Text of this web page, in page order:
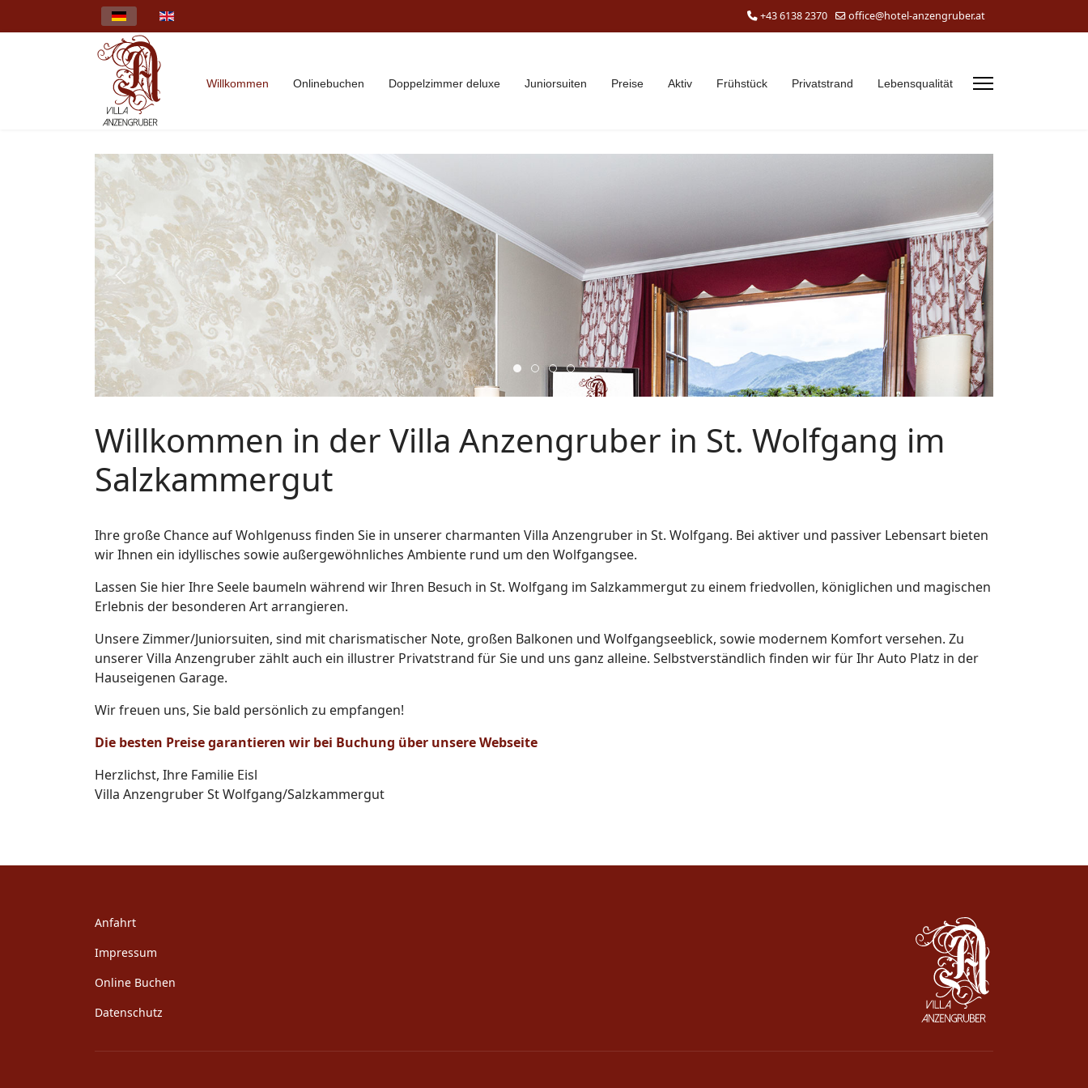
Select your language +43 6138 2370 office@hotel-anzengruber.at
Willkommen Onlinebuchen Doppelzimmer deluxe Juniorsuiten Preise Aktiv Frühstück Privatstrand Lebensqualität
3 4 2 1
Willkommen in der Villa Anzengruber in St. Wolfgang im
Salzkammergut
Ihre große Chance auf Wohlgenuss finden Sie in unserer charmanten Villa Anzengruber in St. Wolfgang. Bei aktiver und passiver Lebensart bieten
wir Ihnen ein idyllisches sowie außergewöhnliches Ambiente rund um den Wolfgangsee.
Lassen Sie hier Ihre Seele baumeln während wir Ihren Besuch in St. Wolfgang im Salzkammergut zu einem friedvollen, königlichen und magischen
Erlebnis der besonderen Art arrangieren.
Unsere Zimmer/Juniorsuiten, sind mit charismatischer Note, großen Balkonen und Wolfgangseeblick, sowie modernem Komfort versehen. Zu
unserer Villa Anzengruber zählt auch ein illustrer Privatstrand für Sie und uns ganz alleine. Selbstverständlich finden wir für Ihr Auto Platz in der
Hauseigenen Garage.
Wir freuen uns, Sie bald persönlich zu empfangen!
Die besten Preise garantieren wir bei Buchung über unsere Webseite
Herzlichst, Ihre Familie Eisl
Villa Anzengruber St Wolfgang/Salzkammergut
Anfahrt
Impressum
Online Buchen
Datenschutz